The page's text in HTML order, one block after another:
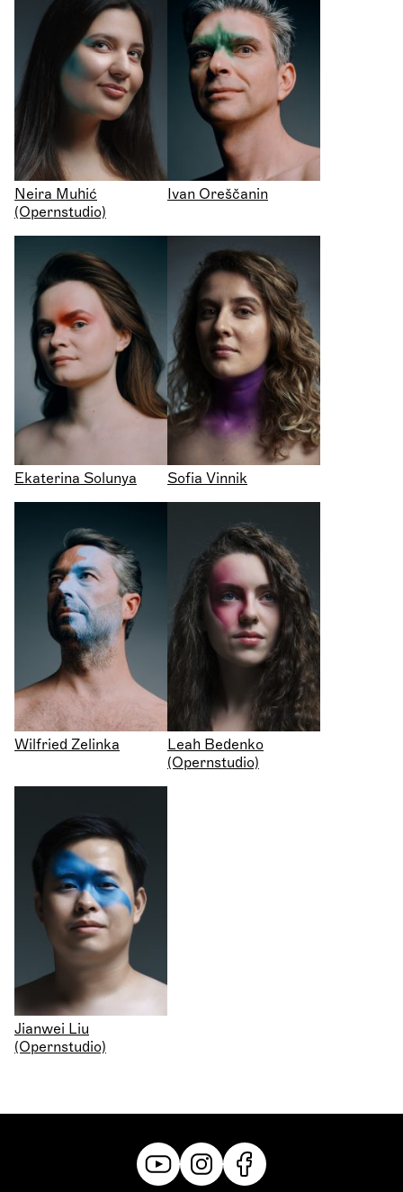
Neira Muhić
(Opernstudio)
Ivan Oreščanin
Ekaterina Solunya Sofia Vinnik
Wilfried Zelinka
Leah Bedenko
(Opernstudio)
Jianwei Liu
(Opernstudio)